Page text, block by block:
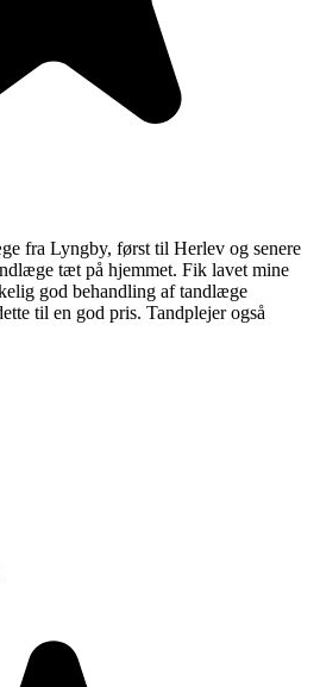
fra Lyngby, først til Herlev og senere
tæt på hjemmet. Fik lavet mine
god behandling af tandlæge
til en god pris. Tandplejer også